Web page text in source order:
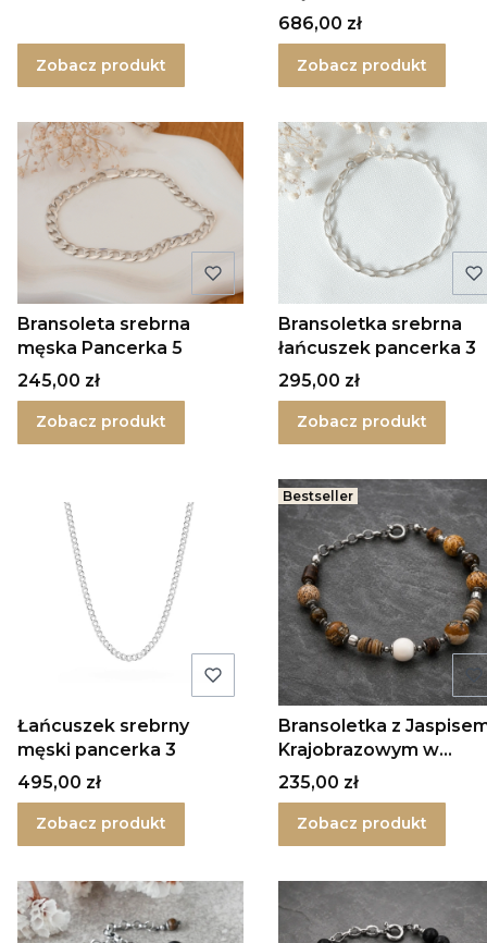
Zobacz produkt
Cena
686,00 zł
Zobacz produkt
Bransoleta srebrna
męska Pancerka 5
Cena
245,00 zł
Zobacz produkt
Bransoletka srebrna
łańcuszek pancerka 3
Cena
295,00 zł
Zobacz produkt
Łańcuszek srebrny
męski pancerka 3
Cena
495,00 zł
Zobacz produkt
Bestseller
Bransoletka z
Krajobrazowym w
srebrze
Cena
235,00 zł
Zobacz produkt